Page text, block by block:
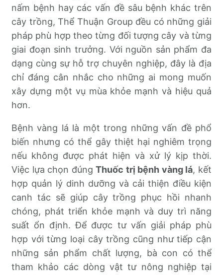
nấm bệnh hay các vấn đề sâu bệnh khác trên
cây trồng, Thể Thuận Group đều có những giải
pháp phù hợp theo từng đối tượng cây và từng
giai đoạn sinh trưởng. Với nguồn sản phẩm đa
dạng cùng sự hỗ trợ chuyên nghiệp, đây là địa
chỉ đáng cân nhắc cho những ai mong muốn
xây dựng một vụ mùa khỏe mạnh và hiệu quả
hơn.
Bệnh vàng lá là một trong những vấn đề phổ
biến nhưng có thể gây thiệt hại nghiêm trọng
nếu không được phát hiện và xử lý kịp thời.
Việc lựa chọn đúngThuốc trị bệnh vàng lá, kết
hợp quản lý dinh dưỡng và cải thiện điều kiện
canh tác sẽ giúp cây trồng phục hồi nhanh
chóng, phát triển khỏe mạnh và duy trì năng
suất ổn định. Để được tư vấn giải pháp phù
hợp với từng loại cây trồng cũng như tiếp cận
những sản phẩm chất lượng, bà con có thể
tham khảo các dòng vật tư nông nghiệp tại